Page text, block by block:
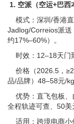
1. 空派（空运+巴西
模式：深圳/香港
Jadlog/Correios派送
约17%–60%）。
时效：12–18天门
价格（2026.5，
品/品牌）48–58元/kg
优势：直飞包板、
全程轨迹可查、50美
适用：跨境电商小